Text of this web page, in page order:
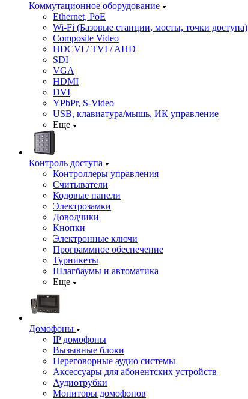
Коммутационное оборудование
Ethernet, PoE
Wi-Fi (Базовые станции, мосты, точки доступа)
Composite Video
HDCVI / TVI / AHD
SDI
VGA
HDMI
DVI
YPbPr, S-Video
USB, клавиатура/мышь, ИК управление
Еще
Контроль доступа
Контроллеры управления
Считыватели
Кодовые панели
Электрозамки
Доводчики
Кнопки
Электронные ключи
Программное обеспечение
Турникеты
Шлагбаумы и автоматика
Еще
Домофоны
IP домофоны
Вызывные блоки
Переговорные аудио системы
Аксессуары для абонентских устройств
Аудиотрубки
Мониторы домофонов